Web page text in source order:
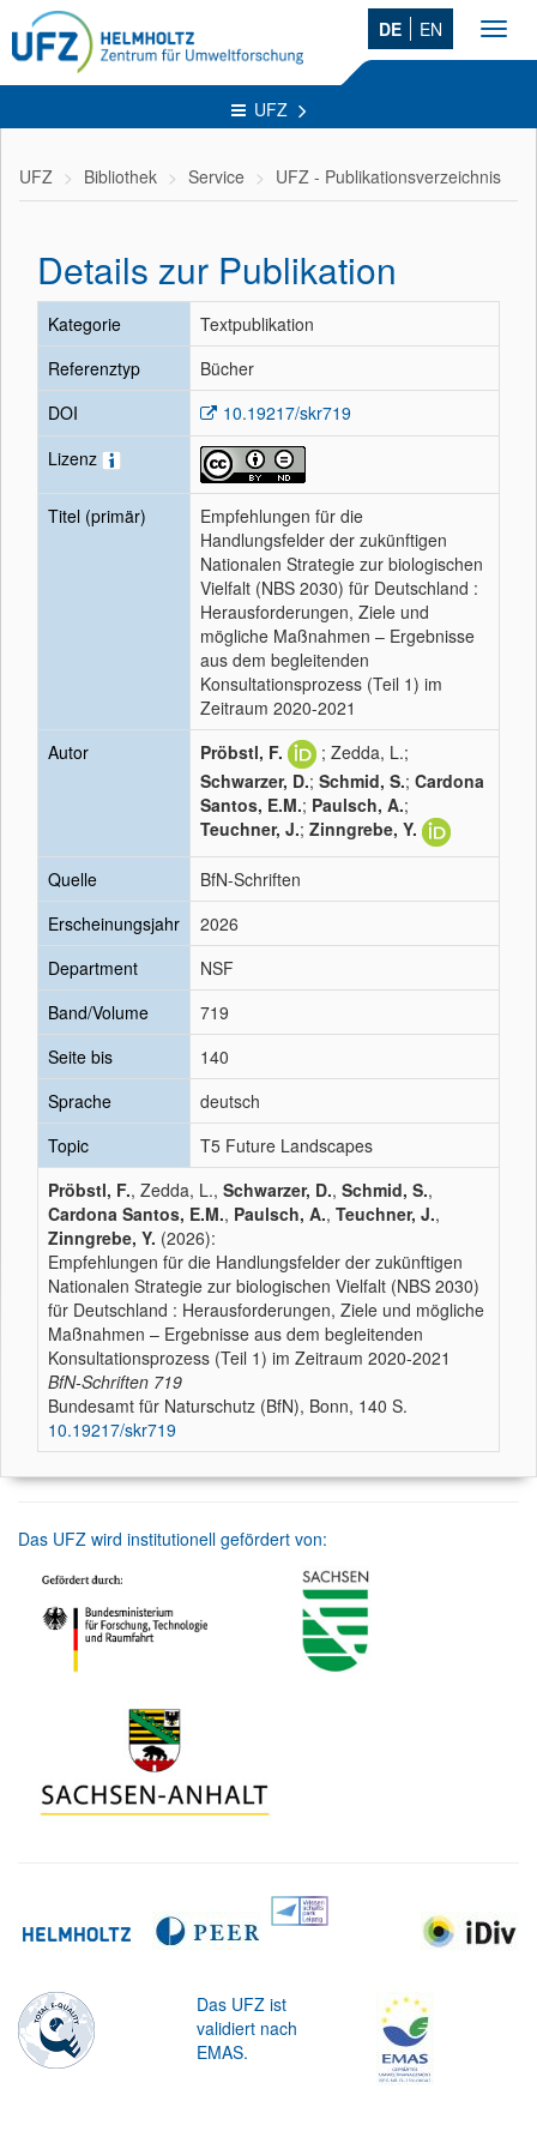
DE EN
UFZ
UFZ Bibliothek Service UFZ - Publikationsverzeichnis
Details zur Publikation
Kategorie
Textpublikation
Referenztyp
Bücher
DOI
10.19217/skr719
Lizenz
Titel (primär)
Empfehlungen für die
Handlungsfelder der zukünftigen
Nationalen Strategie zur biologischen
Vielfalt (NBS 2030) für Deutschland :
Herausforderungen, Ziele und
mögliche Maßnahmen – Ergebnisse
aus dem begleitenden
Konsultationsprozess (Teil 1) im
Zeitraum 2020-2021
Autor
Pröbstl, F.
; Zedda, L.;
Schwarzer, D.; Schmid, S.; Cardona
Santos, E.M.; Paulsch, A.;
Teuchner, J.; Zinngrebe, Y.
Quelle
BfN-Schriften
Erscheinungsjahr
2026
Department
NSF
Band/Volume
719
Seite bis
140
Sprache
deutsch
Topic
T5 Future Landscapes
Pröbstl, F., Zedda, L., Schwarzer, D., Schmid, S.,
Cardona Santos, E.M., Paulsch, A., Teuchner, J.,
Zinngrebe, Y. (2026):
Empfehlungen für die Handlungsfelder der zukünftigen
Nationalen Strategie zur biologischen Vielfalt (NBS 2030)
für Deutschland : Herausforderungen, Ziele und mögliche
Maßnahmen – Ergebnisse aus dem begleitenden
Konsultationsprozess (Teil 1) im Zeitraum 2020-2021
BfN-Schriften 719
Bundesamt für Naturschutz (BfN), Bonn, 140 S.
10.19217/skr719
Das UFZ wird institutionell gefördert von:
Das UFZ ist
validiert nach
EMAS.